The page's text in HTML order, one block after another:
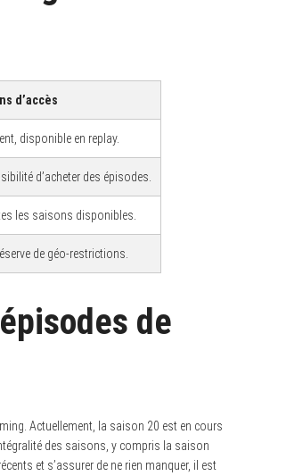
d’accès
disponible en replay.
d’acheter des épisodes.
les saisons disponibles.
de géo-restrictions.
de
Actuellement, la saison 20 est en cours
des saisons, y compris la saison
et s’assurer de ne rien manquer, il est